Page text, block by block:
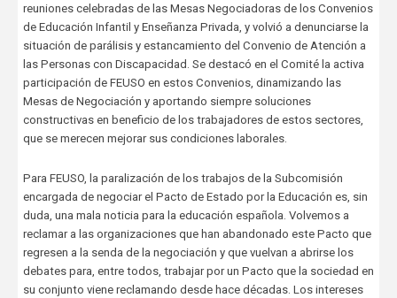
reuniones celebradas de las Mesas Negociadoras de los Convenios
de Educación Infantil y Enseñanza Privada, y volvió a denunciarse la
situación de parálisis y estancamiento del Convenio de Atención a
las Personas con Discapacidad. Se destacó en el Comité la activa
participación de FEUSO en estos Convenios, dinamizando las
Mesas de Negociación y aportando siempre soluciones
constructivas en beneficio de los trabajadores de estos sectores,
que se merecen mejorar sus condiciones laborales.
Para FEUSO, la paralización de los trabajos de la Subcomisión
encargada de negociar el Pacto de Estado por la Educación es, sin
duda, una mala noticia para la educación española. Volvemos a
reclamar a las organizaciones que han abandonado este Pacto que
regresen a la senda de la negociación y que vuelvan a abrirse los
debates para, entre todos, trabajar por un Pacto que la sociedad en
su conjunto viene reclamando desde hace décadas. Los intereses